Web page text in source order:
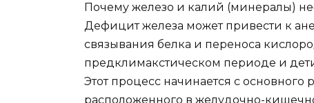
Почему железо и калий (минералы)
Дефицит железа может привести к
связывания белка и переноса
предклимакстическом периоде и
Этот процесс начинается с
расположенного в желудочно-